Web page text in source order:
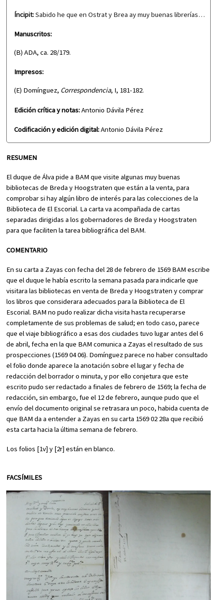
Íncipit:Sabido he que en Ostrat y Brea ay muy buenas librerías…
Manuscritos:
(B) ADA, ca. 28/179.
Impresos:
(E) Domínguez, Correspondencia, I, 181-182.
Edición crítica y notas:Antonio Dávila Pérez
Codificación y edición digital:Antonio Dávila Pérez
RESUMEN
El duque de Álva pide a BAM que visite algunas muy buenas
bibliotecas de Breda y Hoogstraten que están a la venta, para
comprobar si hay algún libro de interés para las colecciones de la
Biblioteca de El Escorial. La carta va acompañada de cartas
separadas dirigidas a los gobernadores de Breda y Hoogstraten
para que faciliten la tarea bibliográfica del BAM.
COMENTARIO
En su carta a Zayas con fecha del 28 de febrero de 1569 BAM escribe
que el duque le había escrito la semana pasada para indicarle que
visitara las bibliotecas en venta de Breda y Hoogstraten y comprar
los libros que considerara adecuados para la Biblioteca de El
Escorial. BAM no pudo realizar dicha visita hasta recuperarse
completamente de sus problemas de salud; en todo caso, parece
que el viaje bibliográfico a esas dos ciudades tuvo lugar antes del 6
de abril, fecha en la que BAM comunica a Zayas el resultado de sus
prospecciones (1569 04 06). Domínguez parece no haber consultado
el folio donde aparece la anotación sobre el lugar y fecha de
redacción del borrador o minuta, y por ello conjetura que este
escrito pudo ser redactado a finales de febrero de 1569; la fecha de
redacción, sin embargo, fue el 12 de febrero, aunque pudo que el
envío del documento original se retrasara un poco, habida cuenta de
que BAM da a entender a Zayas en su carta 1569 02 28a que recibió
esta carta hacia la última semana de febrero.
Los folios [1v] y [2r] están en blanco.
FACSÍMILES